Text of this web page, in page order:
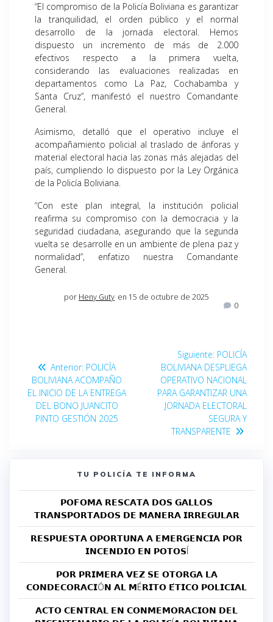
“El compromiso de la Policía Boliviana es garantizar
la tranquilidad, el orden público y el normal
desarrollo de la jornada electoral. Hemos
dispuesto un incremento de más de 2.000
efectivos respecto a la primera vuelta,
considerando las evaluaciones realizadas en
departamentos como La Paz, Cochabamba y
Santa Cruz”, manifestó el nuestro Comandante
General.
Asimismo, detalló que el operativo incluye el
acompañamiento policial al traslado de ánforas y
material electoral hacia las zonas más alejadas del
país, cumpliendo lo dispuesto por la Ley Orgánica
de la Policía Boliviana.
“Con este plan integral, la institución policial
reafirma su compromiso con la democracia y la
seguridad ciudadana, asegurando que la segunda
vuelta se desarrolle en un ambiente de plena paz y
normalidad”, enfatizo nuestra Comandante
General.
por Heny Guty en 15 de octubre de 2025
0
Anterior: POLICÍA
BOLIVIANA ACOMPAÑO
EL INICIO DE LA ENTREGA
DEL BONO JUANCITO
PINTO GESTIÓN 2025
Siguiente: POLICÍA
BOLIVIANA DESPLIEGA
OPERATIVO NACIONAL
PARA GARANTIZAR UNA
JORNADA ELECTORAL
SEGURA Y
TRANSPARENTE
TU POLICÍA TE INFORMA
𝗣𝗢𝗙𝗢𝗠𝗔 𝗥𝗘𝗦𝗖𝗔𝗧𝗔 𝗗𝗢𝗦 𝗚𝗔𝗟𝗟𝗢𝗦
𝗧𝗥𝗔𝗡𝗦𝗣𝗢𝗥𝗧𝗔𝗗𝗢𝗦 𝗗𝗘 𝗠𝗔𝗡𝗘𝗥𝗔 𝗜𝗥𝗥𝗘𝗚𝗨𝗟𝗔𝗥
𝗥𝗘𝗦𝗣𝗨𝗘𝗦𝗧𝗔 𝗢𝗣𝗢𝗥𝗧𝗨𝗡𝗔 𝗔 𝗘𝗠𝗘𝗥𝗚𝗘𝗡𝗖𝗜𝗔 𝗣𝗢𝗥
𝗜𝗡𝗖𝗘𝗡𝗗𝗜𝗢 𝗘𝗡 𝗣𝗢𝗧𝗢𝗦Í
𝗣𝗢𝗥 𝗣𝗥𝗜𝗠𝗘𝗥𝗔 𝗩𝗘𝗭 𝗦𝗘 𝗢𝗧𝗢𝗥𝗚𝗔 𝗟𝗔
𝗖𝗢𝗡𝗗𝗘𝗖𝗢𝗥𝗔𝗖𝗜Ó𝗡 𝗔𝗟 𝗠É𝗥𝗜𝗧𝗢 𝗘́𝗧𝗜𝗖𝗢 𝗣𝗢𝗟𝗜𝗖𝗜𝗔𝗟
𝗔𝗖𝗧𝗢 𝗖𝗘𝗡𝗧𝗥𝗔𝗟 𝗘𝗡 𝗖𝗢𝗡𝗠𝗘𝗠𝗢𝗥𝗔𝗖𝗜𝗢𝗡 𝗗𝗘𝗟